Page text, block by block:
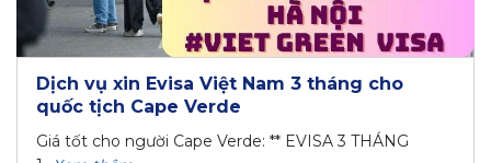
Dịch vụ xin Evisa Việt Nam 3 tháng cho
quốc tịch Cape Verde
Giá tốt cho người Cape Verde: ** EVISA 3 THÁNG